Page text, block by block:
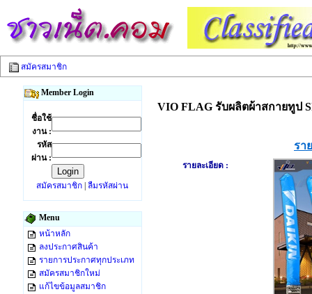
สมัครสมาชิก
Member Login
ชื่อใช้
งาน :
รหัส
ผ่าน :
สมัครสมาชิก ลืมรหัสผ่าน
Menu
หน้าหลัก
ลงประกาศสินค้า
รายการประกาศทุกประเภท
สมัครสมาชิกใหม่
แก้ไขข้อมูลสมาชิก
VIO FLAG รับผลิตผ้าสกายทูป
รา
รายละเอียด :